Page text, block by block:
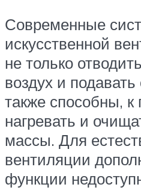
Современные
искусственной
не только
воздух и
также способны, к
нагревать и
массы. Для
вентиляции
функции